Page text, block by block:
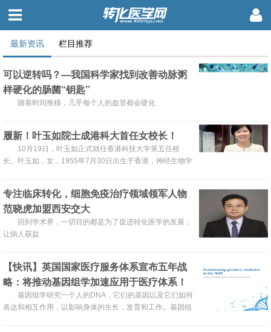
最新资讯 栏目推荐
可以逆转吗？—我国科学家找到改善动脉粥
样硬化的肠菌“钥匙”
随着时间推移，几乎每个人的血管都会硬化
履新！叶玉如院士成港科大首任女校长！
10月19日，叶玉如正式就任香港科技大学第五任校
长。叶玉如，女，1955年7月30日出生于香港，神经生物学
院院士，香港科技大学晨兴生命科学教授，粤港澳大湾区院
士联盟理事会主席。
专注临床转化，细胞免疫治疗领域领军人物
范晓虎加盟西安交大
回到学术界，一切目的都是为了促进转化医学的发展，
让病人获益
【快讯】英国国家医疗服务体系宣布五年战
略：将推动基因组学加速应用于医疗体系！
基因组学研究一个人的DNA，它们的基因以及它们如何
表达和相互作用，以影响身体的生长，发育和工作。基因组